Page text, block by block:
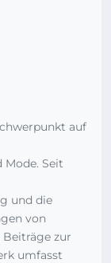
auf
Seit
und die
von
zur
umfasst